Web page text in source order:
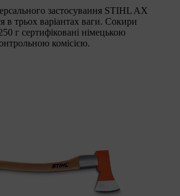
застосування STIHL AX
в трьох варіантах ваги. Сокири
г сертифіковані німецькою
комісією.